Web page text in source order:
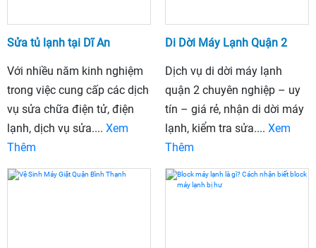
Sửa tủ lạnh tại Dĩ An
Với nhiều năm kinh nghiệm
trong việc cung cấp các dịch
vụ sửa chữa điện tử, điện
lạnh, dịch vụ sửa.... Xem
Thêm
Di Dời Máy Lạnh Quận 2
Dịch vụ di dời máy lạnh
quận 2 chuyên nghiệp – uy
tín – giá rẻ, nhận di dời máy
lạnh, kiểm tra sửa.... Xem
Thêm